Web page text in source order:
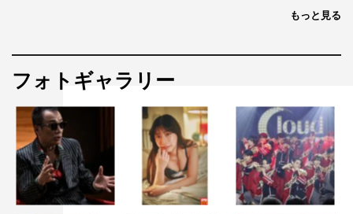
もっと見る
フォトギャラリー